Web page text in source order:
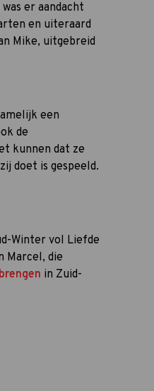
er aandacht
en uiteraard
Mike, uitgebreid
een
de
kunnen dat ze
doet is gespeeld.
Winter vol Liefde
Marcel, die
in Zuid-